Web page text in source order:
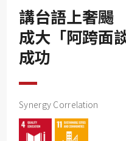
講台語上奢
成大「阿跨面
成功
Synergy Correlation